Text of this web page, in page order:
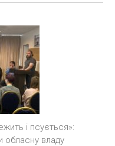
і псується»:
обласну владу